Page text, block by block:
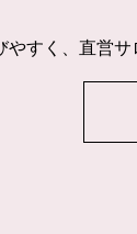
すく、直営